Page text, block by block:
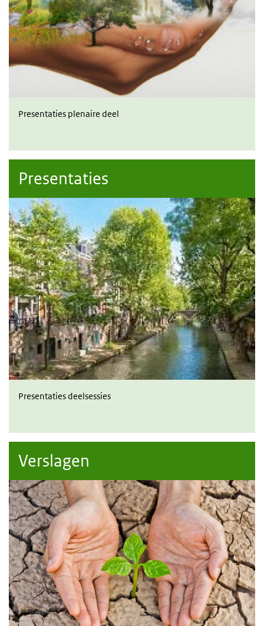
Presentaties plenaire deel
Presentaties
Presentaties deelsessies
Verslagen